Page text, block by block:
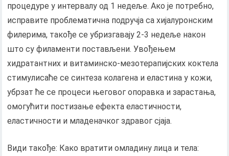
процедуре у интервалу од 1 недеље. Ако је потребно,
исправите проблематична подручја са хијалуронским
филерима, такође се убризгавају 2-3 недеље након
што су филаменти постављени. Увођењем
хидратантних и витаминско-мезотерапијских коктела
стимулисаће се синтеза колагена и еластина у кожи,
убрзат ће се процеси његовог опоравка и зарастања,
омогућити постизање ефекта еластичности,
еластичности и младеначког здравог сјаја.
Види такође: Како вратити омладину лица и тела: